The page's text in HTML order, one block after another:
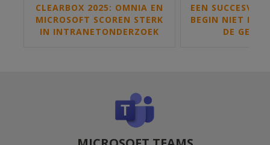
CLEARBOX 2025: OMNIA EN
MICROSOFT SCOREN STERK
IN INTRANETONDERZOEK
EEN
BEGIN NIET BIJ
DE